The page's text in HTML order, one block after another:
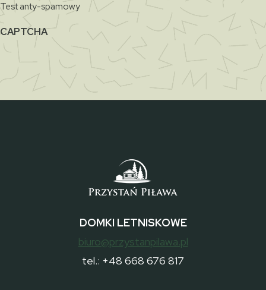
Test anty-spamowy
CAPTCHA
DOMKI LETNISKOWE
biuro@przystanpilawa.pl
tel.: +48 668 676 817